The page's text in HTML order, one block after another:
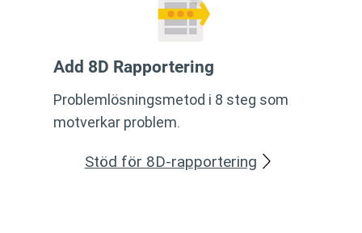
Add 8D Rapportering
Problemlösningsmetod i 8 steg som
motverkar problem.
Stöd för 8D-rapportering